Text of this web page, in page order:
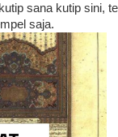
sana kutip sini,
saja.